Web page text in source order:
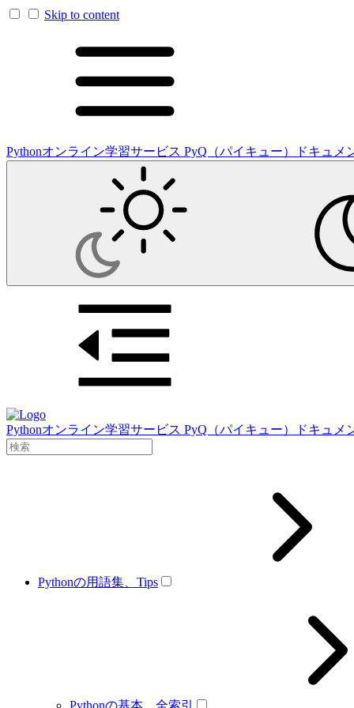
Skip to content
Pythonオンライン学習サービス PyQ（パイキュー）ドキュメ
Pythonオンライン学習サービス PyQ（パイキュー）ドキュメ
Pythonの用語集、Tips
Pythonの基本、全索引